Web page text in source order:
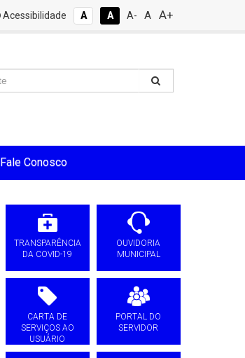
Acessibilidade A A A- A A+
Fale Conosco
TRANSPARÊNCIA
DA COVID-19
OUVIDORIA
MUNICIPAL
CARTA DE
SERVIÇOS AO
USUÁRIO
PORTAL DO
SERVIDOR